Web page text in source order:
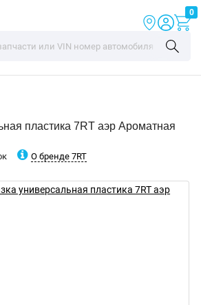
0
пластика 7RT аэр Ароматная
О бренде 7RT